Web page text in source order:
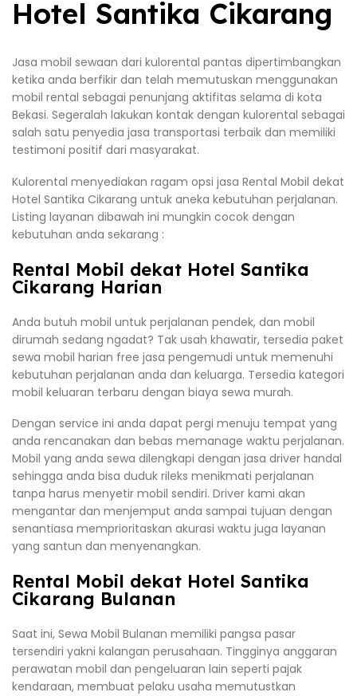
Hotel Santika Cikarang
Jasa mobil sewaan dari kulorental pantas dipertimbangkan
ketika anda berfikir dan telah memutuskan menggunakan
mobil rental sebagai penunjang aktifitas selama di kota
Bekasi. Segeralah lakukan kontak dengan kulorental sebagai
salah satu penyedia jasa transportasi terbaik dan memiliki
testimoni positif dari masyarakat.
Kulorental menyediakan ragam opsi jasa Rental Mobil dekat
Hotel Santika Cikarang untuk aneka kebutuhan perjalanan.
Listing layanan dibawah ini mungkin cocok dengan
kebutuhan anda sekarang :
Rental Mobil dekat Hotel Santika
Cikarang Harian
Anda butuh mobil untuk perjalanan pendek, dan mobil
dirumah sedang ngadat? Tak usah khawatir, tersedia paket
sewa mobil harian free jasa pengemudi untuk memenuhi
kebutuhan perjalanan anda dan keluarga. Tersedia kategori
mobil keluaran terbaru dengan biaya sewa murah.
Dengan service ini anda dapat pergi menuju tempat yang
anda rencanakan dan bebas memanage waktu perjalanan.
Mobil yang anda sewa dilengkapi dengan jasa driver handal
sehingga anda bisa duduk rileks menikmati perjalanan
tanpa harus menyetir mobil sendiri. Driver kami akan
mengantar dan menjemput anda sampai tujuan dengan
senantiasa memprioritaskan akurasi waktu juga layanan
yang santun dan menyenangkan.
Rental Mobil dekat Hotel Santika
Cikarang Bulanan
Saat ini, Sewa Mobil Bulanan memiliki pangsa pasar
tersendiri yakni kalangan perusahaan. Tingginya anggaran
perawatan mobil dan pengeluaran lain seperti pajak
kendaraan, membuat pelaku usaha memutustkan